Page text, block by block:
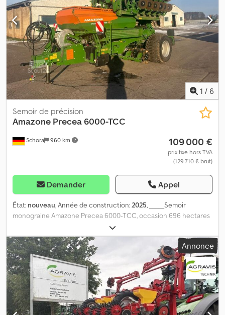
1 / 6
Schora 960 km
Semoir de précision
Amazone Precea 6000-TCC
109 000 €
prix fixe hors TVA
(129 710 € brut)
Demander Appel
État: nouveau, Année de construction:2025, _____Semoir
monograine Amazone Precea 6000-TCC, occasion 696 hectares
147 heures de fonctionnement Équipement de base Châssis
remorqué Espacement des rangs : 45 cm, 12 rangs Spécification
pays : Allemagne Documentation en allemand Attelage à boule
M16/K80 Sécurité contre l’utilisation non autorisée pour
l’attelage à boule K80, y compris cadenas Pied d’appui avec
actionnement hydraulique Essieu rigide avec système de
freinage à double circuit 2 x pneu 700/50-26.5 LI174A8
D=1.3330mm Hydraulique de confort Raccord hydraulique K80
Souffleur pour l’alimentation centrale en semences et en engrais,
Annonce